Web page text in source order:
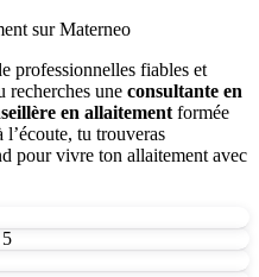
sur Materneo
professionnelles fiables et
recherches une consultante en
en allaitement formée
l’écoute, tu trouveras
pour vivre ton allaitement avec
5